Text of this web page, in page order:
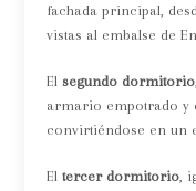
fachada principal,
vistas al embalse de
Elsegundo dormitorio
armario empotrado y
convirtiéndose en un
Eltercer dormitorio,